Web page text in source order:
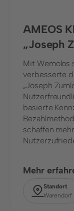
AMEOS
„Joseph
Mit Wemolos
verbesserte
„Joseph
basierte
schaffen
Mehr
Standort
Warendorf